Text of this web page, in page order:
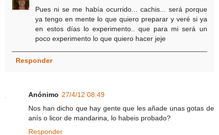
Pues ni se me había ocurrido... cachis... será porque
ya tengo en mente lo que quiero preparar y veré si ya
en estos días lo experimento.. que para mi será un
poco experimento lo que quiero hacer jeje
Responder
Anónimo 27/4/12 08:49
Nos han dicho que hay gente que les añade unas gotas de
anís o licor de mandarina, lo habeis probado?
Responder